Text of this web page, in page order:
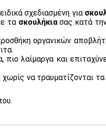
σχεδιασμένη για
τα σκουλήκιασας κατά
οργανικών
πιο λαίμαργα και
να τραυματίζονται τα